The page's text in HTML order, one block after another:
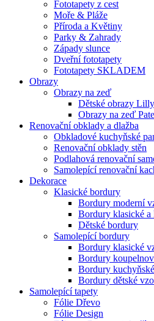
Fototapety z cest
Moře & Pláže
Příroda a Květiny
Parky & Zahrady
Západy slunce
Dveřní fototapety
Fototapety SKLADEM
Obrazy
Obrazy na zeď
Dětské obrazy
Obrazy na zeď
Renovační obklady a dlažba
Obkladové kuchyňské
Renovační obklady stěn
Podlahová renovační
Samolepící renovační
Dekorace
Klasické bordury
Bordury moderní
Bordury klasické
Dětské bordury
Samolepící bordury
Bordury klasické
Bordury
Bordury
Bordury dětské
Samolepící tapety
Fólie Dřevo
Fólie Design